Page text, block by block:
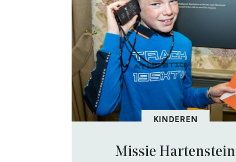
KINDEREN
Missie Hartenstein